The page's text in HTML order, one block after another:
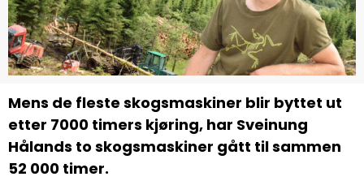
Mens de fleste skogsmaskiner blir byttet ut
etter 7000 timers kjøring, har Sveinung
Hålands to skogsmaskiner gått til sammen
52 000 timer.